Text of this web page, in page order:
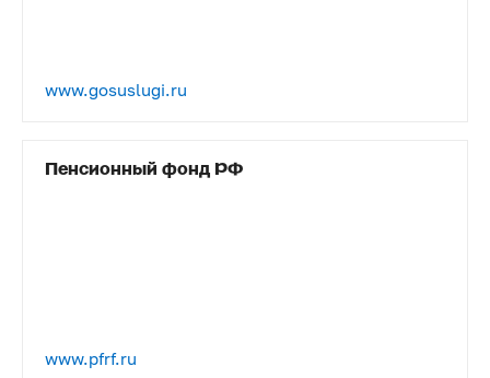
www.gosuslugi.ru
Пенсионный фонд РФ
www.pfrf.ru